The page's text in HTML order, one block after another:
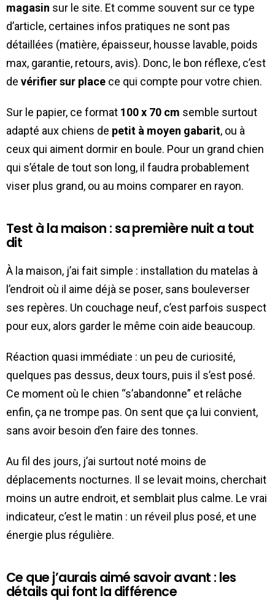
magasin sur le site. Et comme souvent sur ce type
d’article, certaines infos pratiques ne sont pas
détaillées (matière, épaisseur, housse lavable, poids
max, garantie, retours, avis). Donc, le bon réflexe, c’est
de vérifier sur place ce qui compte pour votre chien.
Sur le papier, ce format 100 x 70 cm semble surtout
adapté aux chiens de petit à moyen gabarit, ou à
ceux qui aiment dormir en boule. Pour un grand chien
qui s’étale de tout son long, il faudra probablement
viser plus grand, ou au moins comparer en rayon.
Test à la maison : sa première nuit a tout
dit
À la maison, j’ai fait simple : installation du matelas à
l’endroit où il aime déjà se poser, sans bouleverser
ses repères. Un couchage neuf, c’est parfois suspect
pour eux, alors garder le même coin aide beaucoup.
Réaction quasi immédiate : un peu de curiosité,
quelques pas dessus, deux tours, puis il s’est posé.
Ce moment où le chien “s’abandonne” et relâche
enfin, ça ne trompe pas. On sent que ça lui convient,
sans avoir besoin d’en faire des tonnes.
Au fil des jours, j’ai surtout noté moins de
déplacements nocturnes. Il se levait moins, cherchait
moins un autre endroit, et semblait plus calme. Le vrai
indicateur, c’est le matin : un réveil plus posé, et une
énergie plus régulière.
Ce que j’aurais aimé savoir avant : les
détails qui font la différence